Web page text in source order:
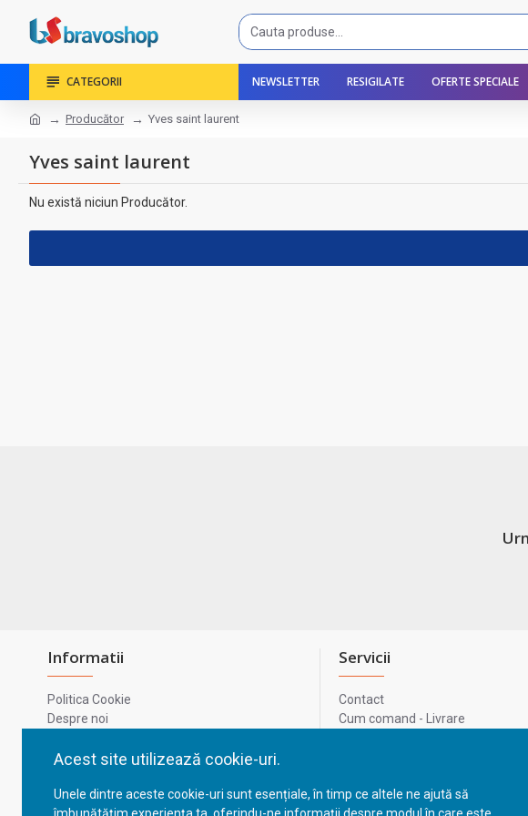
Acest site utilizează cookie-uri.
Unele dintre aceste cookie-uri sunt esențiale, în timp ce altele ne ajută să
CATEGORII NEWSLETTER RESIGILATE OFERTE SPECIALE
Producător Yves saint laurent
Yves saint laurent
Nu există niciun Producător.
Informatii
Politica Cookie
Despre noi
Confidentialitate
GDPR - Datele tale
Servicii
Contact
Cum comand - Livrare
ANPC